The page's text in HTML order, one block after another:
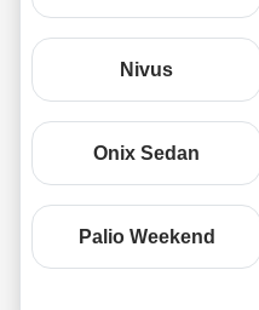
Nivus
Onix Sedan
Palio Weekend